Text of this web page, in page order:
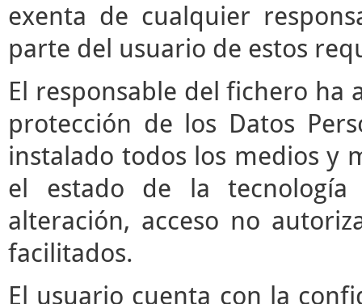
exenta de cualquier
parte del usuario de estos
El responsable del fichero ha
protección de los Datos
instalado todos los medios y
el estado de la
alteración, acceso no
facilitados.
El usuario cuenta con la